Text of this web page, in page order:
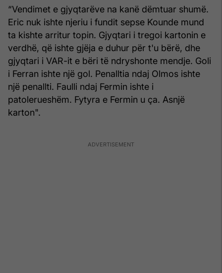
“Vendimet e gjyqtarëve na kanë dëmtuar shumë.
Eric nuk ishte njeriu i fundit sepse Kounde mund
ta kishte arritur topin. Gjyqtari i tregoi kartonin e
verdhë, që ishte gjëja e duhur për t'u bërë, dhe
gjyqtari i VAR-it e bëri të ndryshonte mendje. Goli
i Ferran ishte një gol. Penalltia ndaj Olmos ishte
një penallti. Faulli ndaj Fermin ishte i
patolerueshëm. Fytyra e Fermin u ça. Asnjë
karton".